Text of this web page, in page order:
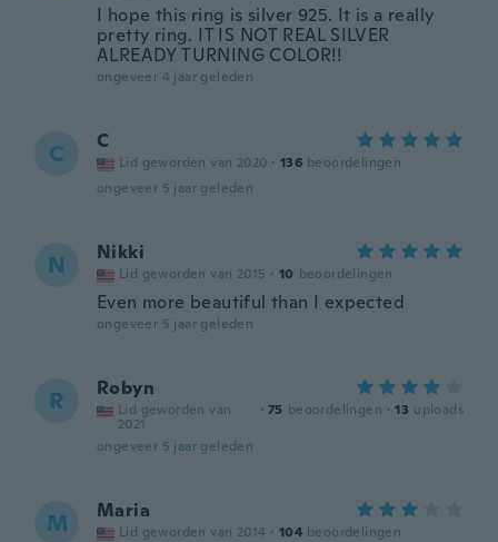
I hope this ring is silver 925. It is a really
pretty ring. IT IS NOT REAL SILVER
ALREADY TURNING COLOR!!
ongeveer 4 jaar geleden
C C
Lid geworden van 2020 · 136 beoordelingen
ongeveer 5 jaar geleden
N Nikki
Lid geworden van 2015 · 10 beoordelingen
Even more beautiful than I expected
ongeveer 5 jaar geleden
R Robyn
Lid geworden van
2021
· 75 beoordelingen · 13 uploads
ongeveer 5 jaar geleden
M Maria
Lid geworden van 2014 · 104 beoordelingen